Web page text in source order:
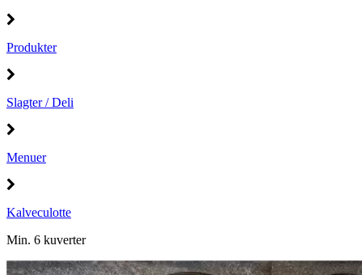
Produkter
Slagter / Deli
Menuer
Kalveculotte
Min. 6 kuverter